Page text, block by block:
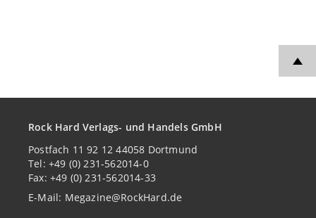
Rock Hard Verlags- und Handels GmbH
Postfach 11 92 12 44058 Dortmund
Tel: +49 (0) 231-562014-0
Fax: +49 (0) 231-562014-33
E-Mail: Megazine@RockHard.de